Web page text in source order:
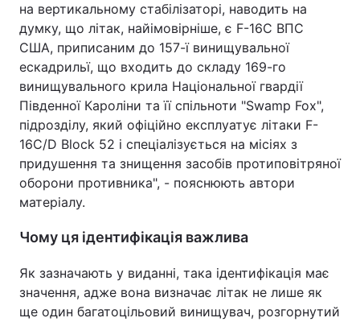
Цікавинки Погода
Екологія Регіони
Лонгріди
Відео з Youtube Статті
Інтерв'ю Думки
Архів
Контакти
Послуги
на вертикальному стабілізаторі, наводить на
думку, що літак, найімовірніше, є F-16C ВПС
США, приписаним до 157-ї винищувальної
ескадрильї, що входить до складу 169-го
винищувального крила Національної гвардії
Південної Кароліни та її спільноти "Swamp Fox",
підрозділу, який офіційно експлуатує літаки F-
16C/D Block 52 і спеціалізується на місіях з
придушення та знищення засобів протиповітряної
оборони противника", - пояснюють автори
матеріалу.
Чому ця ідентифікація важлива
Як зазначають у виданні, така ідентифікація має
значення, адже вона визначає літак не лише як
ще один багатоцільовий винищувач, розгорнутий